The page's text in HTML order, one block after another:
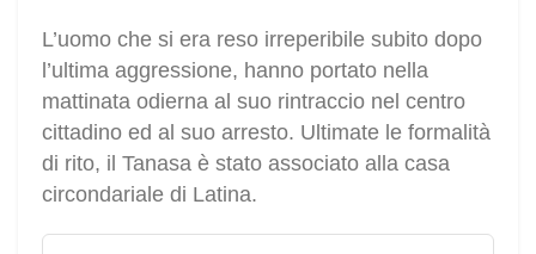
L’uomo che si era reso irreperibile subito dopo
l’ultima aggressione, hanno portato nella
mattinata odierna al suo rintraccio nel centro
cittadino ed al suo arresto. Ultimate le formalità
di rito, il Tanasa è stato associato alla casa
circondariale di Latina.